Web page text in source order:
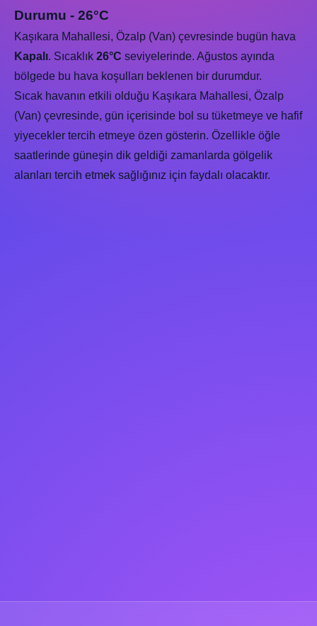
Durumu - 26°C
Kaşıkara Mahallesi, Özalp (Van) çevresinde bugün hava
Kapalı. Sıcaklık 26°C seviyelerinde. Ağustos ayında
bölgede bu hava koşulları beklenen bir durumdur.
Sıcak havanın etkili olduğu Kaşıkara Mahallesi, Özalp
(Van) çevresinde, gün içerisinde bol su tüketmeye ve hafif
yiyecekler tercih etmeye özen gösterin. Özellikle öğle
saatlerinde güneşin dik geldiği zamanlarda gölgelik
alanları tercih etmek sağlığınız için faydalı olacaktır.